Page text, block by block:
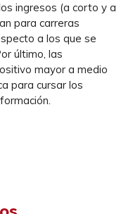
ingresos (a corto y a
para carreras
a los que se
último, las
mayor a medio
para cursar los